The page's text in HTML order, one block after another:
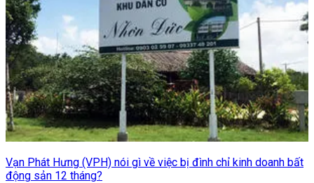
Vạn Phát Hưng (VPH) nói gì về việc bị đình chỉ kinh doanh bất
động sản 12 tháng?